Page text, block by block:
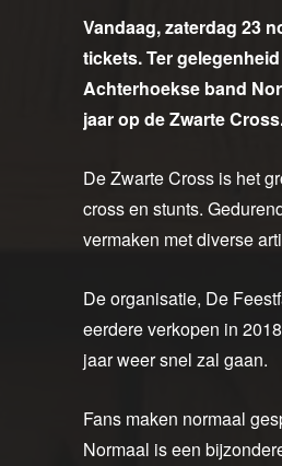
Vandaag, zaterdag 23
tickets. Ter
Achterhoekse band
jaar op de Zwarte
De Zwarte Cross is het
cross en stunts.
vermaken met diverse
De organisatie, De
eerdere verkopen in
jaar weer snel zal gaan.
Fans maken normaal
Normaal is een